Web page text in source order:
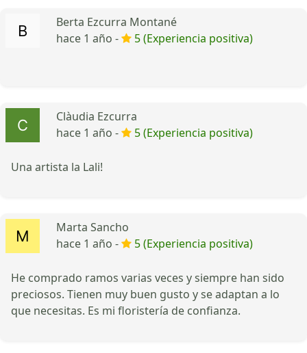
Berta Ezcurra Montané
hace 1 año -
5 (Experiencia positiva)
Clàudia Ezcurra
hace 1 año -
5 (Experiencia positiva)
Una artista la Lali!
Marta Sancho
hace 1 año -
5 (Experiencia positiva)
He comprado ramos varias veces y siempre han sido
preciosos. Tienen muy buen gusto y se adaptan a lo
que necesitas. Es mi floristería de confianza.